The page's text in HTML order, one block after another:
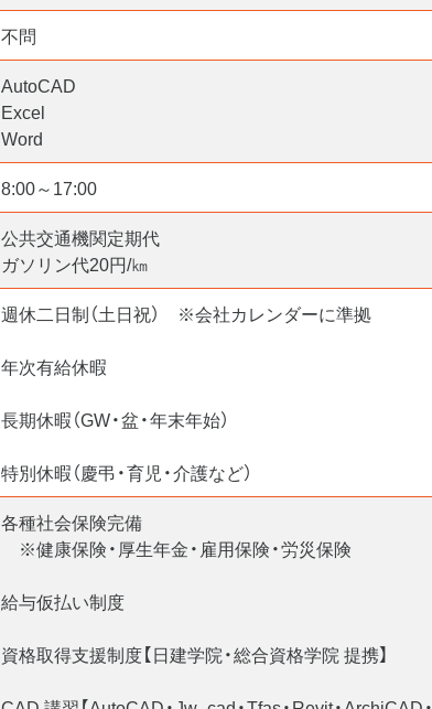
不問
AutoCAD
Excel
Word
8:00～17:00
公共交通機関定期代
ガソリン代20円/㎞
週休二日制（土日祝） ※会社カレンダーに準拠
年次有給休暇
長期休暇（GW・盆・年末年始）
特別休暇（慶弔・育児・介護など）
各種社会保険完備
※健康保険・厚生年金・雇用保険・労災保険
給与仮払い制度
資格取得支援制度【日建学院・総合資格学院 提携】